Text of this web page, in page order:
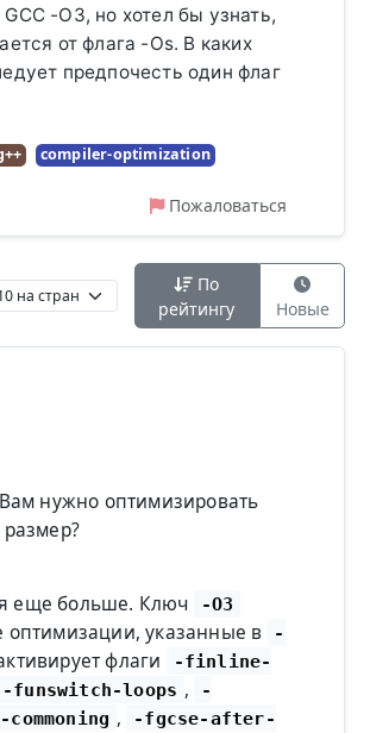
-O3, но хотел бы узнать,
от флага -Os. В каких
предпочесть один флаг
compiler-optimization
Пожаловаться
По
рейтингу
Новые
нужно оптимизировать
размер?
еще больше. Ключ
-O3
оптимизации, указанные в
-
флаги
-finline-
-funswitch-loops ,
-
,
-fgcse-after-